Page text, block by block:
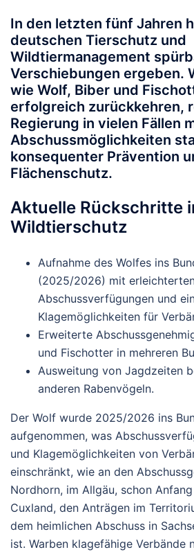
In den letzten fünf Jahren
deutschen Tierschutz und
Wildtiermanagement
Verschiebungen ergeben.
wie Wolf, Biber und
erfolgreich zurückkehren,
Regierung in vielen Fällen
Abschussmöglichkeiten
konsequenter Prävention
Flächenschutz.
Aktuelle Rückschritte
Wildtierschutz
Aufnahme des Wolfes ins
(2025/2026) mit
Abschussverfügungen und
Klagemöglichkeiten für
Erweiterte
und Fischotter in mehreren
Ausweitung von Jagdzeiten
anderen Rabenvögeln.
Der Wolf wurde 2025/2026 ins
aufgenommen, was
und Klagemöglichkeiten von
einschränkt, wie an den
Nordhorn, im Allgäu, schon
Cuxland, den Anträgen im
dem heimlichen Abschuss in
ist. Warben klagefähige Verbände